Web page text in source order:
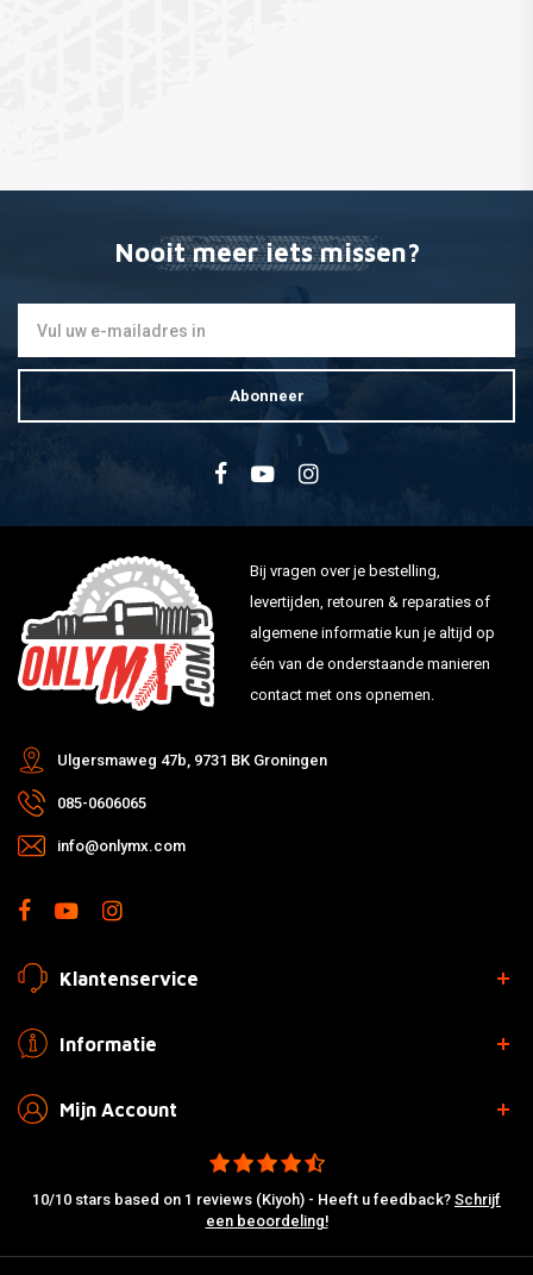
Nooit meer iets missen?
Abonneer
Bij vragen over je bestelling,
levertijden, retouren & reparaties of
algemene informatie kun je altijd op
één van de onderstaande manieren
contact met ons opnemen.
Ulgersmaweg 47b, 9731 BK Groningen
085-0606065
info@onlymx.com
Klantenservice
Informatie
Mijn Account
10/10 stars based on 1 reviews (Kiyoh) - Heeft u feedback? Schrijf
een beoordeling!